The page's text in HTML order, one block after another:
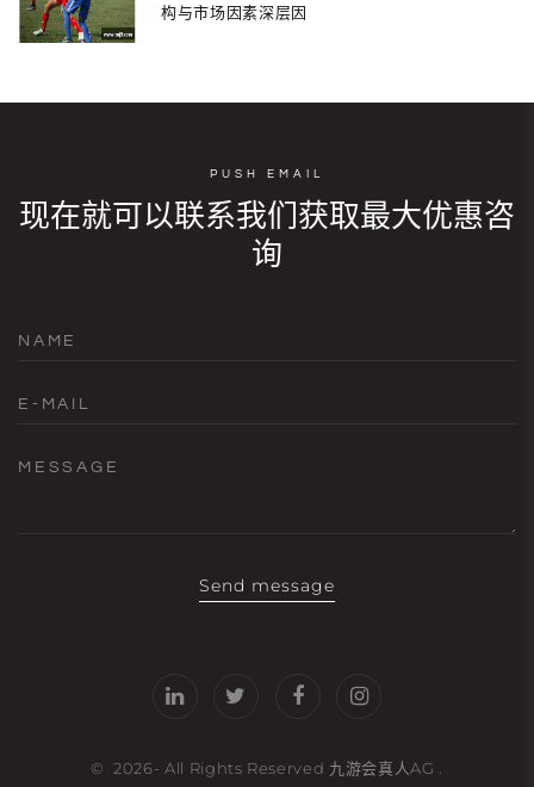
构与市场因素深层因
PUSH EMAIL
现在就可以联系我们获取最大优惠咨
询
NAME
E-MAIL
MESSAGE
Send message
© 2026- All Rights Reserved 九游会真人AG